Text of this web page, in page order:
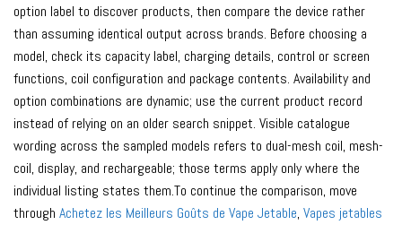
option label to discover products, then compare the device rather
than assuming identical output across brands. Before choosing a
model, check its capacity label, charging details, control or screen
functions, coil configuration and package contents. Availability and
option combinations are dynamic; use the current product record
instead of relying on an older search snippet. Visible catalogue
wording across the sampled models refers to dual-mesh coil, mesh-
coil, display, and rechargeable; those terms apply only where the
individual listing states them.To continue the comparison, move
through Achetez les Meilleurs Goûts de Vape Jetable, Vapes jetables